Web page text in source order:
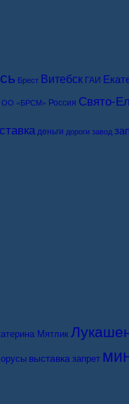
Брест Витебск ГАИ
ОО «БРСМ» Россия Свято-
деньги дороги завод
Мятлик
выставка запрет